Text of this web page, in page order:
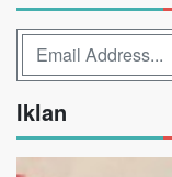
Iklan